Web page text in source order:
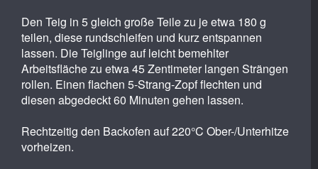
Den Teig in 5 gleich große Teile zu je etwa 180 g
teilen, diese rundschleifen und kurz entspannen
lassen. Die Teiglinge auf leicht bemehlter
Arbeitsfläche zu etwa 45 Zentimeter langen Strängen
rollen. Einen flachen 5-Strang-Zopf flechten und
diesen abgedeckt 60 Minuten gehen lassen.
Rechtzeitig den Backofen auf 220°C Ober-/Unterhitze
vorheizen.